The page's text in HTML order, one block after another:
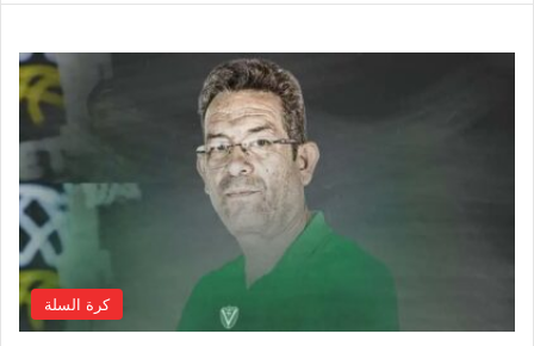
كرة السلة